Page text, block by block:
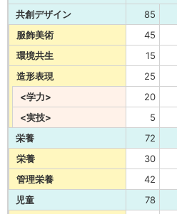
共創デザイン
85
服飾美術
45
環境共生
15
造形表現
25
<学力>
20
<実技>
5
栄養
72
栄養
30
管理栄養
42
児童
78